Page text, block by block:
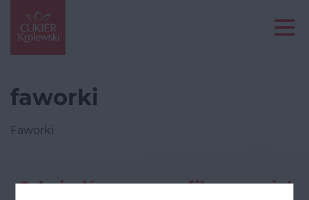
faworki
Faworki
Odwiedź nasze profile w social